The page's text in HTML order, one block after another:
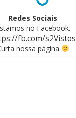
Redes Sociais
no Facebook.
fb.com/s2Vistos
nossa página